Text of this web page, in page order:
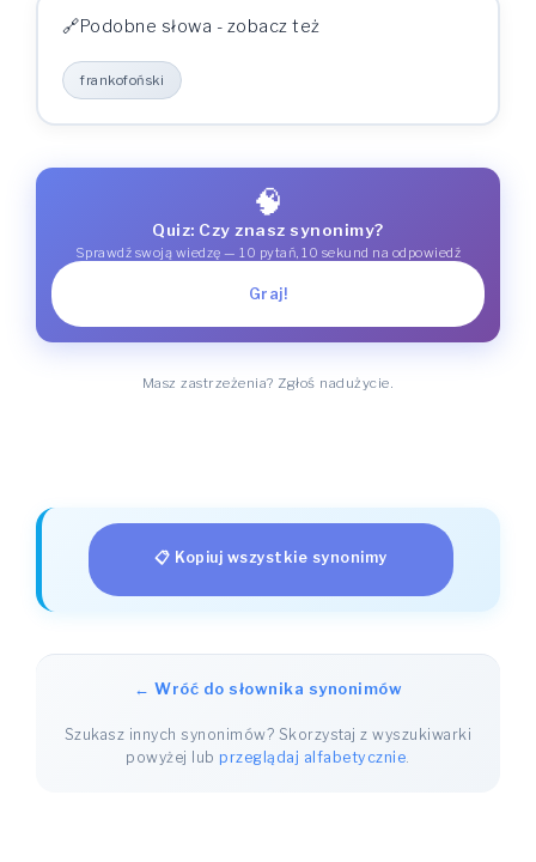
Podobne słowa - zobacz też
frankofoński
🧠
Quiz: Czy znasz synonimy?
Sprawdź swoją wiedzę — 10 pytań, 10 sekund na odpowiedź
Graj!
Masz zastrzeżenia? Zgłoś nadużycie.
📋 Kopiuj wszystkie synonimy
← Wróć do słownika synonimów
Szukasz innych synonimów? Skorzystaj z wyszukiwarki
powyżej lubprzeglądaj alfabetycznie.